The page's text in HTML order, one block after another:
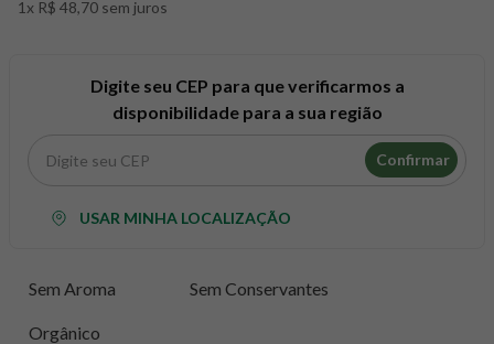
1x R$ 48,70 sem juros
Digite seu CEP para que verificarmos a
disponibilidade para a sua região
Confirmar
USAR MINHA LOCALIZAÇÃO
Sem Aroma Sem Conservantes
Orgânico
8º snack proteico mundo verde
creatina mundo verde